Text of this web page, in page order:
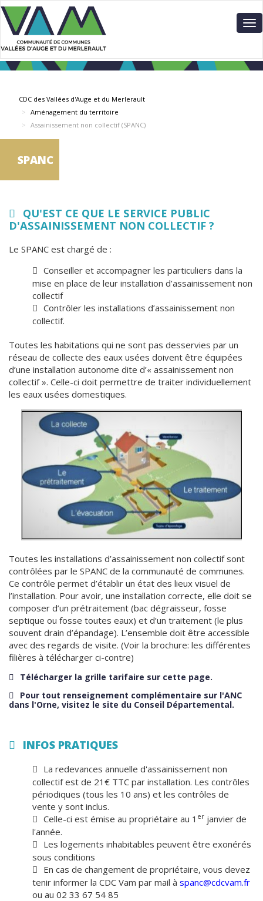
Aller
au
contenu
principal
CDC des Vallées d'Auge et du Merlerault
Aménagement du territoire
Assainissement non collectif (SPANC)
SPANC
QU'EST CE QUE LE SERVICE PUBLIC
D'ASSAINISSEMENT NON COLLECTIF ?
Le SPANC est chargé de :
Conseiller et accompagner les particuliers dans la
mise en place de leur installation d’assainissement non
collectif
Contrôler les installations d’assainissement non
collectif.
Toutes les habitations qui ne sont pas desservies par un
réseau de collecte des eaux usées doivent être équipées
d’une installation autonome dite d’« assainissement non
collectif ». Celle-ci doit permettre de traiter individuellement
les eaux usées domestiques.
Toutes les installations d’assainissement non collectif sont
contrôlées par le SPANC de la communauté de communes.
Ce contrôle permet d’établir un état des lieux visuel de
l’installation. Pour avoir, une installation correcte, elle doit se
composer d’un prétraitement (bac dégraisseur, fosse
septique ou fosse toutes eaux) et d’un traitement (le plus
souvent drain d’épandage). L’ensemble doit être accessible
avec des regards de visite. (Voir la brochure: les différentes
filières à télécharger ci-contre)
Télécharger la grille tarifaire sur cette page.
Pour tout renseignement complémentaire sur l'ANC
dans l'Orne, visitez le site du Conseil Départemental.
INFOS PRATIQUES
La redevances annuelle d'assainissement non
collectif est de 21€ TTC par installation. Les contrôles
périodiques (tous les 10 ans) et les contrôles de
vente y sont inclus.
Celle-ci est émise au propriétaire au 1 er janvier de
l'année.
Les logements inhabitables peuvent être exonérés
sous conditions
En cas de changement de propriétaire, vous devez
tenir informer la CDC Vam par mail à spanc@cdcvam.fr
ou au 02 33 67 54 85
Panneau de gestion des cookies